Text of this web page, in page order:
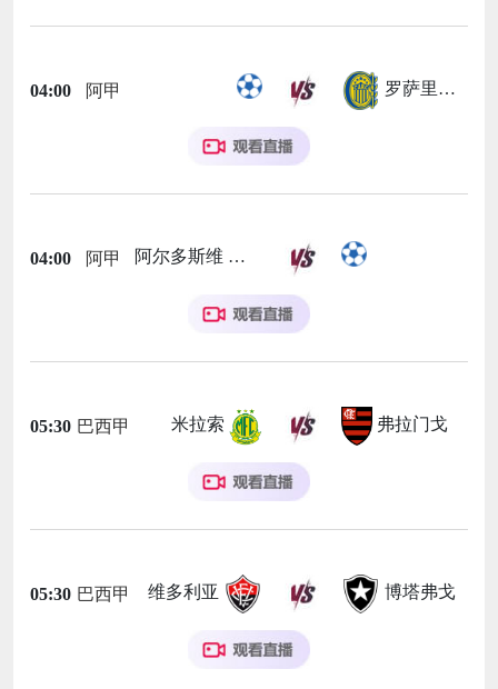
04:00 阿甲 罗萨里奥中央
04:00 阿甲 阿尔多斯维
05:30 巴西甲 米拉索 弗拉门戈
05:30 巴西甲 维多利亚 博塔弗戈